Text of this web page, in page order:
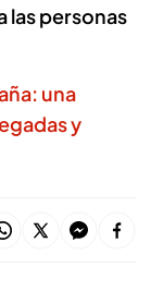
las personas
una
y